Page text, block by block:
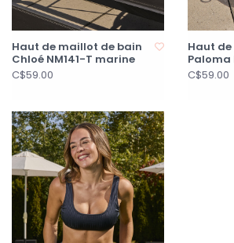
Haut de maillot de bain
Chloé NM141-T marine
C$59.00
Haut
Paloma
C$59.00